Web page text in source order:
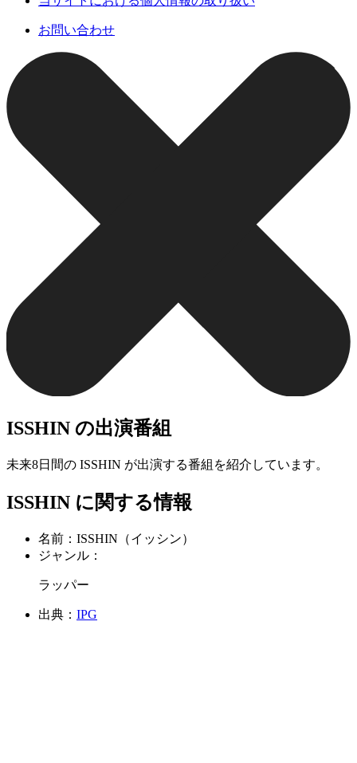
お問い合わせ
ISSHIN の出演番組
未来8日間の ISSHIN が出演する番組を紹介しています。
ISSHIN に関する情報
名前： ISSHIN（イッシン）
ジャンル：
ラッパー
出典： IPG